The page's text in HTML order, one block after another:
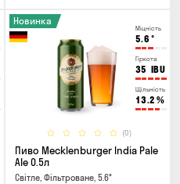
Міцність
5.6 °
Гіркота
35 IBU
Щільність
13.2 %
(0)
Новинка
Пиво Mecklenburger India Pale
Ale 0.5л
Світле, Фільтроване, 5.6°